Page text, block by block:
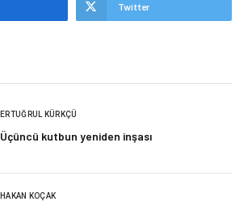
Twitter
ERTUĞRUL KÜRKÇÜ
Üçüncü kutbun yeniden inşası
HAKAN KOÇAK